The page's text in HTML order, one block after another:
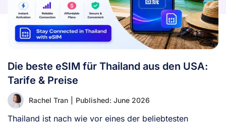
Die beste eSIM für Thailand aus den USA:
Tarife & Preise
Rachel Tran Published: June 2026
Thailand ist nach wie vor eines der beliebtesten